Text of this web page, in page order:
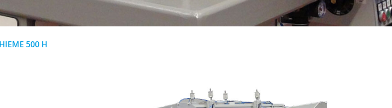
500 H